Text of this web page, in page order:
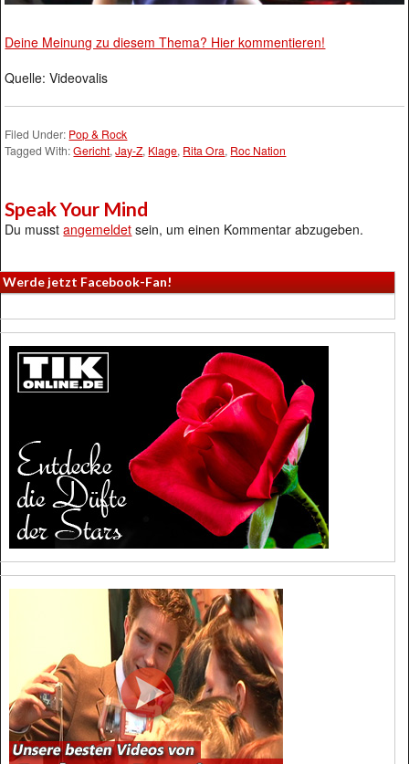
Deine Meinung zu diesem Thema? Hier kommentieren!
Quelle: Videovalis
Filed Under: Pop & Rock
Tagged With:Gericht,Jay-Z, Klage, Rita Ora, Roc Nation
Speak Your Mind
Du musstangemeldet sein, um einen Kommentar abzugeben.
Werde jetzt Facebook-Fan!